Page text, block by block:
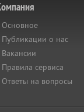
Основное
Публикации о нас
Вакансии
Правила сервиса
Ответы на вопросы